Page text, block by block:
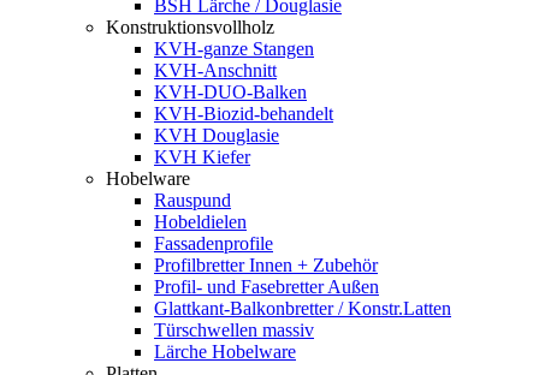
BSH Lärche / Douglasie
Konstruktionsvollholz
KVH-ganze Stangen
KVH-Anschnitt
KVH-DUO-Balken
KVH-Biozid-behandelt
KVH Douglasie
KVH Kiefer
Hobelware
Rauspund
Hobeldielen
Fassadenprofile
Profilbretter Innen + Zubehör
Profil- und Fasebretter Außen
Glattkant-Balkonbretter / Konstr.Latten
Türschwellen massiv
Lärche Hobelware